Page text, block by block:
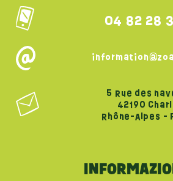
04 82 28
5 Rue des
42190
Rhône-Alpes -